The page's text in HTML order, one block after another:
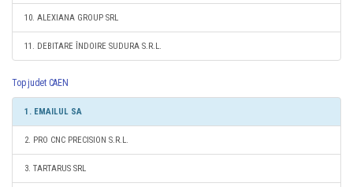
10. ALEXIANA GROUP SRL
11. DEBITARE ÎNDOIRE SUDURA S.R.L.
Top judet CAEN
1. EMAILUL SA
2. PRO CNC PRECISION S.R.L.
3. TARTARUS SRL